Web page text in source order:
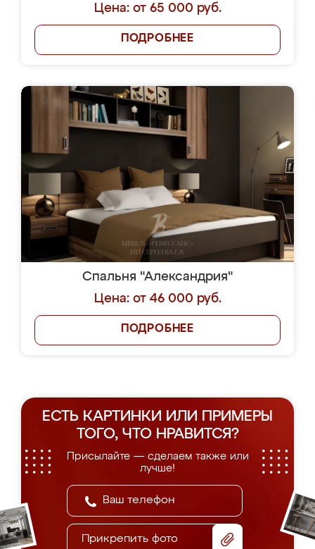
Цена: от 65 000 руб.
ПОДРОБНЕЕ
Спальня "Александрия"
Цена: от 46 000 руб.
ПОДРОБНЕЕ
ЕСТЬ КАРТИНКИ ИЛИ ПРИМЕРЫ
ТОГО, ЧТО НРАВИТСЯ?
Присылайте — сделаем также или
лучше!
Прикрепить фото